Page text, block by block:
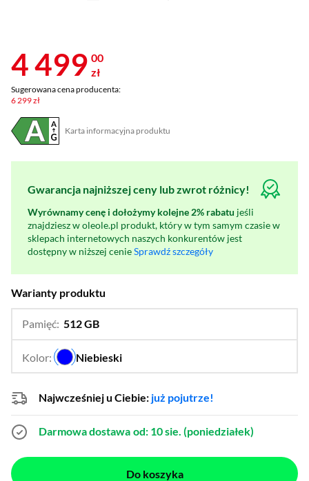
4 499 00
zł
Sugerowana cena producenta:
6 299 zł
Karta informacyjna produktu
Plik w formacie pdf
(otworzy się w nowym oknie)
Gwarancja najniższej ceny lub zwrot różnicy!
Wyrównamy cenę i dołożymy kolejne 2% rabatu jeśli
znajdziesz w oleole.pl produkt, który w tym samym czasie w
sklepach internetowych naszych konkurentów jest
dostępny w niższej cenieSprawdź szczegóły
Warianty produktu
Pamięć: 512 GB
Kolor: Niebieski
…
Najwcześniej u Ciebie: już pojutrze!
Darmowa dostawa od: 10 sie. (poniedziałek)
Do koszyka